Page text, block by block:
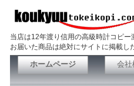
当店は12年渡り信用の高級時計コピ
お届いた商品は絶対にサイトに掲載
ホームページ 会社